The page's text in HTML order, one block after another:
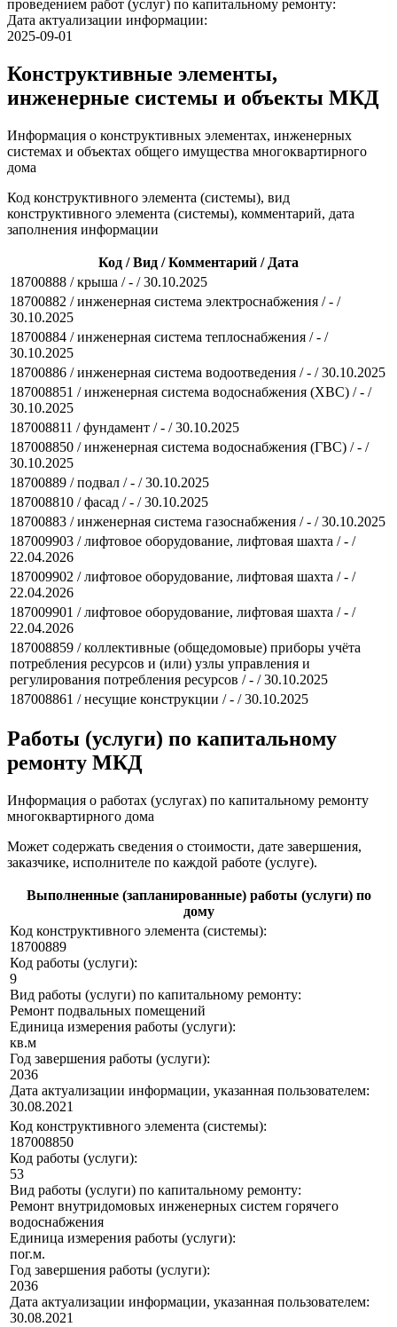
проведением работ (услуг) по капитальному ремонту:
Дата актуализации информации:
2025-09-01
Конструктивные элементы,
инженерные системы и объекты МКД
Информация о конструктивных элементах, инженерных
системах и объектах общего имущества многоквартирного
дома
Код конструктивного элемента (системы), вид
конструктивного элемента (системы), комментарий, дата
заполнения информации
Код / Вид / Комментарий / Дата
18700888 / крыша / - / 30.10.2025
18700882 / инженерная система электроснабжения / - /
30.10.2025
18700884 / инженерная система теплоснабжения / - /
30.10.2025
18700886 / инженерная система водоотведения / - / 30.10.2025
187008851 / инженерная система водоснабжения (ХВС) / - /
30.10.2025
187008811 / фундамент / - / 30.10.2025
187008850 / инженерная система водоснабжения (ГВС) / - /
30.10.2025
18700889 / подвал / - / 30.10.2025
187008810 / фасад / - / 30.10.2025
18700883 / инженерная система газоснабжения / - / 30.10.2025
187009903 / лифтовое оборудование, лифтовая шахта / - /
22.04.2026
187009902 / лифтовое оборудование, лифтовая шахта / - /
22.04.2026
187009901 / лифтовое оборудование, лифтовая шахта / - /
22.04.2026
187008859 / коллективные (общедомовые) приборы учёта
потребления ресурсов и (или) узлы управления и
регулирования потребления ресурсов / - / 30.10.2025
187008861 / несущие конструкции / - / 30.10.2025
Работы (услуги) по капитальному
ремонту МКД
Информация о работах (услугах) по капитальному ремонту
многоквартирного дома
Может содержать сведения о стоимости, дате завершения,
заказчике, исполнителе по каждой работе (услуге).
Выполненные (запланированные) работы (услуги) по
дому
Код конструктивного элемента (системы):
18700889
Код работы (услуги):
9
Вид работы (услуги) по капитальному ремонту:
Ремонт подвальных помещений
Единица измерения работы (услуги):
кв.м
Год завершения работы (услуги):
2036
Дата актуализации информации, указанная пользователем:
30.08.2021
Код конструктивного элемента (системы):
187008850
Код работы (услуги):
53
Вид работы (услуги) по капитальному ремонту:
Ремонт внутридомовых инженерных систем горячего
водоснабжения
Единица измерения работы (услуги):
пог.м.
Год завершения работы (услуги):
2036
Дата актуализации информации, указанная пользователем:
30.08.2021